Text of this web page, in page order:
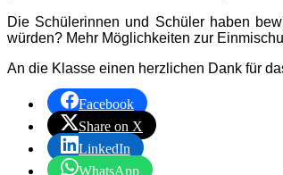
Die Schülerinnen und Schüler haben
würden? Mehr Möglichkeiten zur
An die Klasse einen herzlichen Dank für
Facebook
Share on X
LinkedIn
WhatsApp